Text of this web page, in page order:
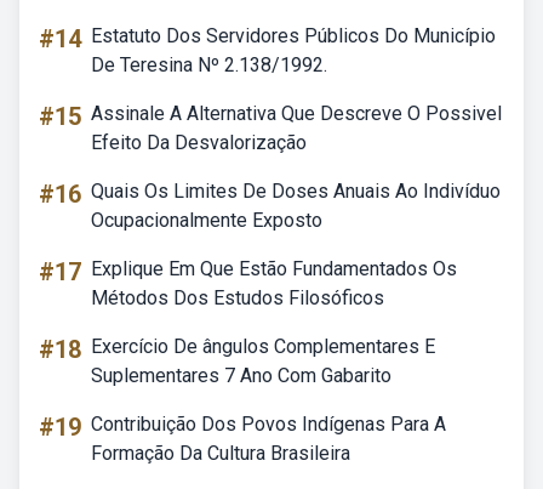
#14 Estatuto Dos Servidores Públicos Do Município
De Teresina Nº 2.138/1992.
#15 Assinale A Alternativa Que Descreve O Possivel
Efeito Da Desvalorização
#16 Quais Os Limites De Doses Anuais Ao Indivíduo
Ocupacionalmente Exposto
#17 Explique Em Que Estão Fundamentados Os
Métodos Dos Estudos Filosóficos
#18 Exercício De ângulos Complementares E
Suplementares 7 Ano Com Gabarito
#19 Contribuição Dos Povos Indígenas Para A
Formação Da Cultura Brasileira